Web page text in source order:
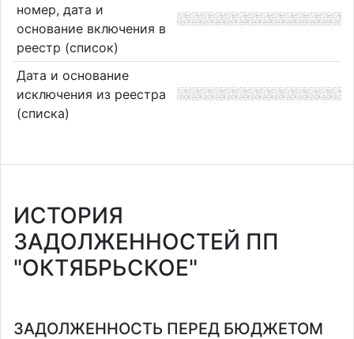
номер, дата и
основание включения в
реестр (список)
Дата и основание
исключения из реестра
(списка)
ИСТОРИЯ
ЗАДОЛЖЕННОСТЕЙ ПП
"ОКТЯБРЬСКОЕ"
ЗАДОЛЖЕННОСТЬ ПЕРЕД БЮДЖЕТОМ